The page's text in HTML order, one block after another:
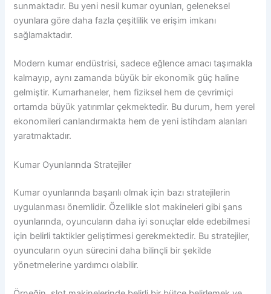
sunmaktadır. Bu yeni nesil kumar oyunları, geleneksel
oyunlara göre daha fazla çeşitlilik ve erişim imkanı
sağlamaktadır.
Modern kumar endüstrisi, sadece eğlence amacı taşımakla
kalmayıp, aynı zamanda büyük bir ekonomik güç haline
gelmiştir. Kumarhaneler, hem fiziksel hem de çevrimiçi
ortamda büyük yatırımlar çekmektedir. Bu durum, hem yerel
ekonomileri canlandırmakta hem de yeni istihdam alanları
yaratmaktadır.
Kumar Oyunlarında Stratejiler
Kumar oyunlarında başarılı olmak için bazı stratejilerin
uygulanması önemlidir. Özellikle slot makineleri gibi şans
oyunlarında, oyuncuların daha iyi sonuçlar elde edebilmesi
için belirli taktikler geliştirmesi gerekmektedir. Bu stratejiler,
oyuncuların oyun sürecini daha bilinçli bir şekilde
yönetmelerine yardımcı olabilir.